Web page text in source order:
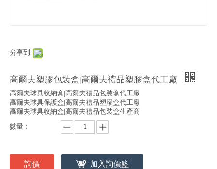
分享到:
高爾夫塑膠包裝盒|高爾夫禮品塑膠盒代工廠
高爾夫球具收納盒|高爾夫禮品包裝盒代工廠
高爾夫球具保護盒|高爾夫禮品塑膠盒代工廠
高爾夫球具收納盒|高爾夫禮品包裝盒生產商
數量：
詢價 加入詢價籃